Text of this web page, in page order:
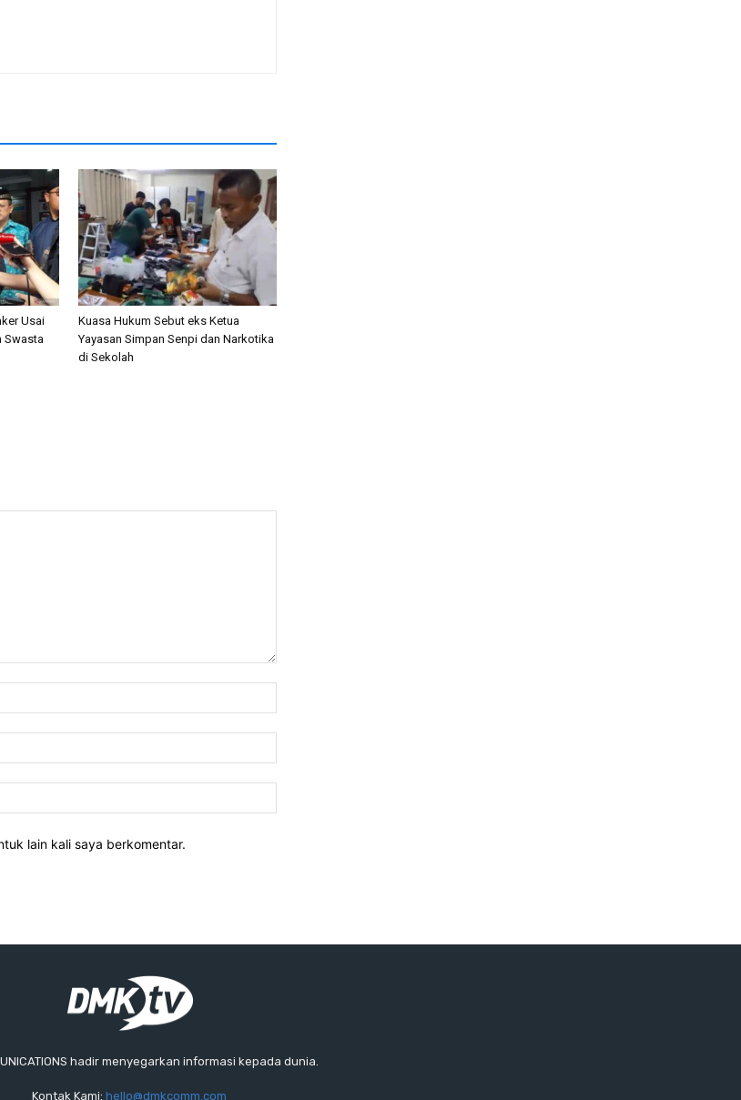
Usai
Swasta
Kuasa Hukum Sebut eks Ketua
Yayasan Simpan Senpi dan Narkotika
di Sekolah
lain kali saya berkomentar.
hadir menyegarkan informasi kepada dunia.
Kontak Kami: hello@dmkcomm.com